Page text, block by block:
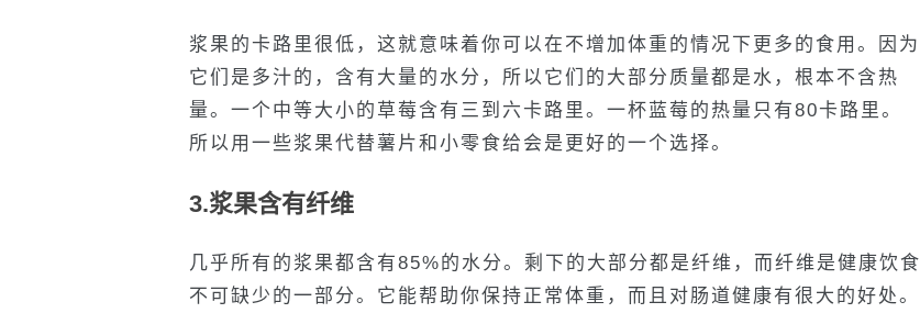
浆果的卡路里很低，这就意味着你可以在不增加体重的情况下更多的食用。因为
它们是多汁的，含有大量的水分，所以它们的大部分质量都是水，根本不含热
量。一个中等大小的草莓含有三到六卡路里。一杯蓝莓的热量只有80卡路里。
所以用一些浆果代替薯片和小零食给会是更好的一个选择。
3.浆果含有纤维
几乎所有的浆果都含有85%的水分。剩下的大部分都是纤维，而纤维是健康饮食
不可缺少的一部分。它能帮助你保持正常体重，而且对肠道健康有很大的好处。